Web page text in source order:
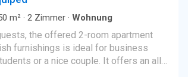
m² · 2 Zimmer · Wohnung
the offered 2-room apartment
furnishings is ideal for business
or a nice couple. It offers an all-